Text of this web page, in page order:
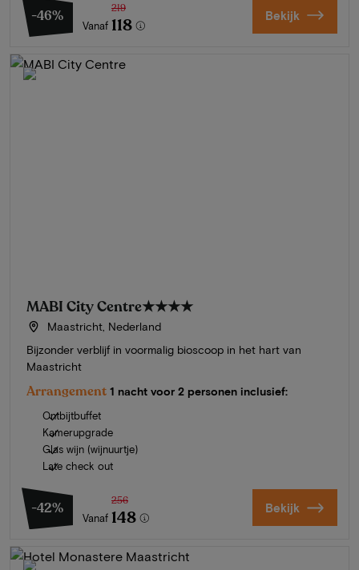
-46%
Vanaf
219
118 Bekijk
MABI City Centre★★★★
Maastricht, Nederland
Bijzonder verblijf in voormalig bioscoop in het hart van
Maastricht
Arrangement 1 nacht voor 2 personen inclusief:
Ontbijtbuffet
Kamerupgrade
Glas wijn (wijnuurtje)
Late check out
-42%
Vanaf
256
148 Bekijk